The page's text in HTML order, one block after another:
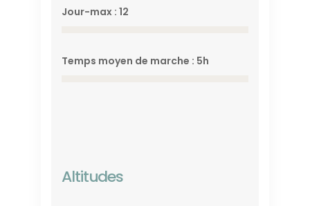
Jour-max : 12
Temps moyen de marche : 5h
Altitudes